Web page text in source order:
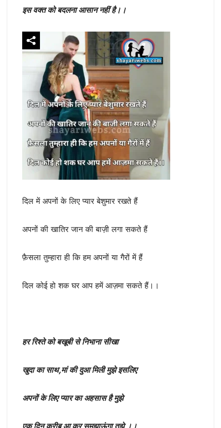
इस वक्त को बदलना आसान नहीं है।।
दिल में अपनों के लिए प्यार बेशुमार रखते हैं
अपनों की खातिर जान की बाज़ी लगा सकते हैं
फ़ैसला तुम्हारा ही कि हम अपनों या गैरों में हैं
दिल कोई हो शक घर आप हमें आज़मा सकते हैं।।
हर रिश्ते को बखूबी से निभाना सीखा
खुदा का साथ,मां की दुआ मिली मुझे इसलिए
अपनों के लिए प्यार का अहसास है मुझे